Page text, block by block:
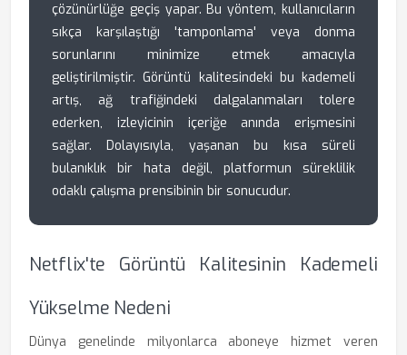
çözünürlüğe geçiş yapar. Bu yöntem, kullanıcıların
sıkça karşılaştığı 'tamponlama' veya donma
sorunlarını minimize etmek amacıyla
geliştirilmiştir. Görüntü kalitesindeki bu kademeli
artış, ağ trafiğindeki dalgalanmaları tolere
ederken, izleyicinin içeriğe anında erişmesini
sağlar. Dolayısıyla, yaşanan bu kısa süreli
bulanıklık bir hata değil, platformun süreklilik
odaklı çalışma prensibinin bir sonucudur.
Netflix'te Görüntü Kalitesinin Kademeli
Yükselme Nedeni
Dünya genelinde milyonlarca aboneye hizmet veren